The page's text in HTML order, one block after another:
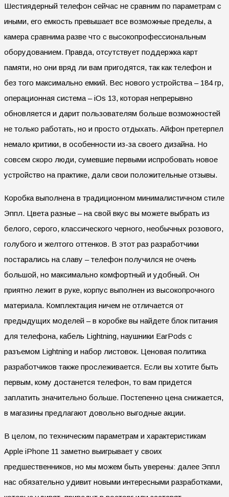
Шестиядерный телефон сейчас не сравним по параметрам с
иными, его емкость превышает все возможные пределы, а
камера сравнима разве что с высокопрофессиональным
оборудованием. Правда, отсутствует поддержка карт
памяти, но они вряд ли вам пригодятся, так как телефон и
без того максимально емкий. Вес нового устройства – 184 гр,
операционная система – iOs 13, которая непрерывно
обновляется и дарит пользователям больше возможностей
не только работать, но и просто отдыхать. Айфон претерпел
немало критики, в особенности из-за своего дизайна. Но
совсем скоро люди, сумевшие первыми испробовать новое
устройство на практике, дали свои положительные отзывы.
Коробка выполнена в традиционном минималистичном стиле
Эппл. Цвета разные – на свой вкус вы можете выбрать из
белого, серого, классического черного, необычных розового,
голубого и желтого оттенков. В этот раз разработчики
постарались на славу – телефон получился не очень
большой, но максимально комфортный и удобный. Он
приятно лежит в руке, корпус выполнен из высокопрочного
материала. Комплектация ничем не отличается от
предыдущих моделей – в коробке вы найдете блок питания
для телефона, кабель Lightning, наушники EarPods с
разъемом Lightning и набор листовок. Ценовая политика
разработчиков также прослеживается. Если вы хотите быть
первым, кому достанется телефон, то вам придется
заплатить значительно больше. Постепенно цена снижается,
в магазины предлагают довольно выгодные акции.
В целом, по техническим параметрам и характеристикам
Apple iPhone 11 заметно выигрывает у своих
предшественников, но мы можем быть уверены: далее Эппл
нас обязательно удивит новыми интересными разработками,